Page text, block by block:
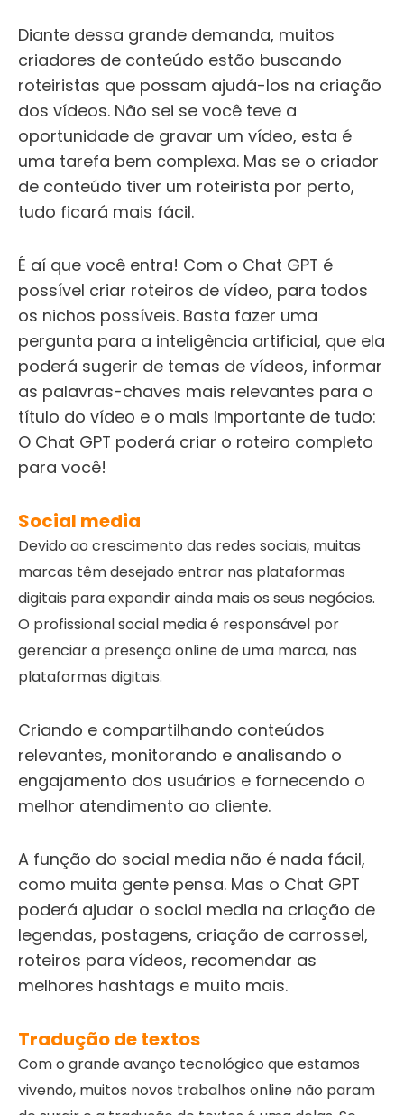
Diante dessa grande demanda, muitos
criadores de conteúdo estão buscando
roteiristas que possam ajudá-los na criação
dos vídeos. Não sei se você teve a
oportunidade de gravar um vídeo, esta é
uma tarefa bem complexa. Mas se o criador
de conteúdo tiver um roteirista por perto,
tudo ficará mais fácil.
É aí que você entra! Com o Chat GPT é
possível criar roteiros de vídeo, para todos
os nichos possíveis. Basta fazer uma
pergunta para a inteligência artificial, que ela
poderá sugerir de temas de vídeos, informar
as palavras-chaves mais relevantes para o
título do vídeo e o mais importante de tudo:
O Chat GPT poderá criar o roteiro completo
para você!
Social media
Devido ao crescimento das redes sociais, muitas
marcas têm desejado entrar nas plataformas
digitais para expandir ainda mais os seus negócios.
O profissional social media é responsável por
gerenciar a presença online de uma marca, nas
plataformas digitais.
Criando e compartilhando conteúdos
relevantes, monitorando e analisando o
engajamento dos usuários e fornecendo o
melhor atendimento ao cliente.
A função do social media não é nada fácil,
como muita gente pensa. Mas o Chat GPT
poderá ajudar o social media na criação de
legendas, postagens, criação de carrossel,
roteiros para vídeos, recomendar as
melhores hashtags e muito mais.
Tradução de textos
Com o grande avanço tecnológico que estamos
vivendo, muitos novos trabalhos online não param